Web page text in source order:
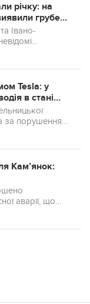
річку: на
грубе
Івано-
Золота
та розп...
Tesla: у
в стані
за порушення
Кам’янок:
аварії, що
водія, чиї дії